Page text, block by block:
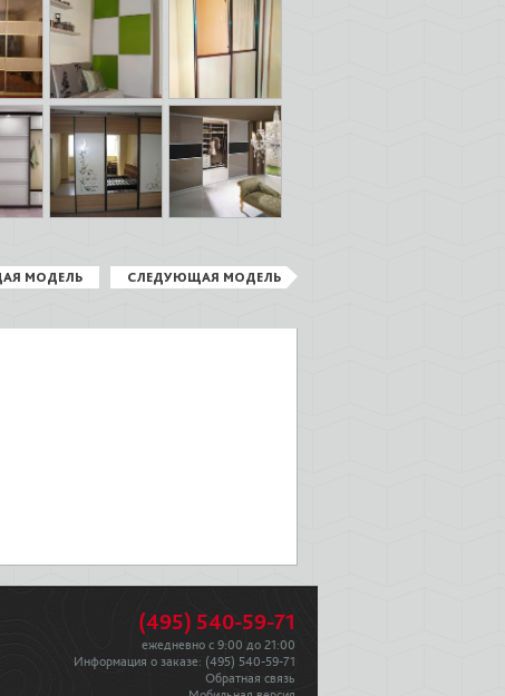
МОДЕЛЬ СЛЕДУЮЩАЯ МОДЕЛЬ
(495) 540-59-71
ежедневно с 9:00 до 21:00
Информация о заказе: (495) 540-59-71
Обратная связь